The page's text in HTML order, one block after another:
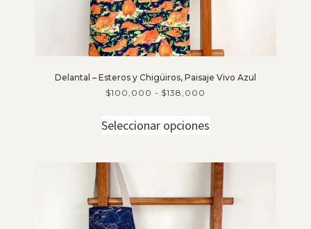
Delantal – Esteros y Chigüiros, Paisaje Vivo Azul
$100,000 - $138,000
Seleccionar opciones